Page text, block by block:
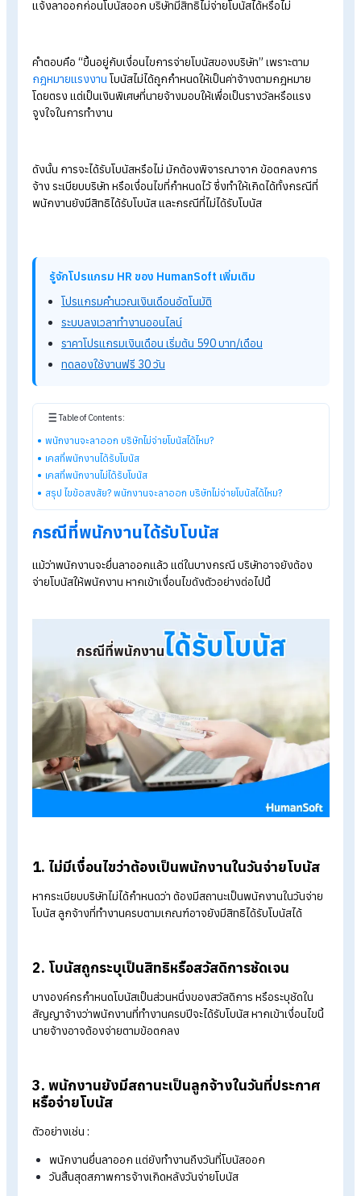
ออก
พนักงานจะลาออก บริษัทไม่จ่
โบนัสได้ไหม?
ประกาศโบนัสกลับตัดสินใจลาออก ทำให้เกิดคำถามว่าหากพนักงา
แจ้งลาออกก่อนโบนัสออก บริษัทมีสิทธิไม่จ่ายโบนัสได้หรือไม่
คำตอบคือ “ขึ้นอยู่กับเงื่อนไขการจ่ายโบนัสของบริษัท”
กฎหมายแรงงานโบนัสไม่ได้ถูกกำหนดให้เป็นค่าจ้างตามกฎหมาย
โดยตรง แต่เป็นเงินพิเศษที่นายจ้างมอบให้เพื่อเป็นรางวัลหรือแรง
จูงใจในการทำงาน
ดังนั้น การจะได้รับโบนัสหรือไม่ มักต้องพิจารณาจาก
จ้าง ระเบียบบริษัท หรือเงื่อนไขที่กำหนดไว้ซึ่งทำให้เกิดได้ทั้งกรณี
พนักงานยังมีสิทธิได้รับโบนัส และกรณีที่ไม่ได้รับโบนัส
รู้จักโปรแกรม HR ของ HumanSoft เพิ่มเติม
โปรแกรมคำนวณเงินเดือนอัตโนมัติ
ระบบลงเวลาทำงานออนไลน์
ราคาโปรแกรมเงินเดือน เริ่มต้น 590 บาท/เดือน
พนักงานจะลาออก บริษัทไม่จ่ายโบนัสได้ไหม?
เคสที่พนักงานได้รับโบนัส
เคสที่พนักงานไม่ได้รับโบนัส
สรุป ไขข้อสงสัย? พนักงานจะลาออก บริษัทไม่จ่ายโบนัสได้ไหม?
กรณีที่พนักงานได้รับโบนัส
จ่ายโบนัสให้พนักงาน หากเข้าเงื่อนไขดังตัวอย่างต่อไปนี้
1. ไม่มีเงื่อนไขว่าต้องเป็นพนักงานในวันจ่ายโบนั